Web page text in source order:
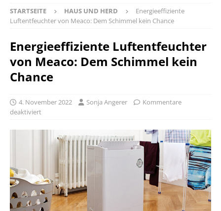
STARTSEITE HAUS UND HERD
Energieeffiziente
Luftentfeuchter von Meaco: Dem Schimmel kein Chance
Energieeffiziente Luftentfeuchter
von Meaco: Dem Schimmel kein
Chance
4. November 2022 Sonja Angerer
Kommentare
deaktiviert